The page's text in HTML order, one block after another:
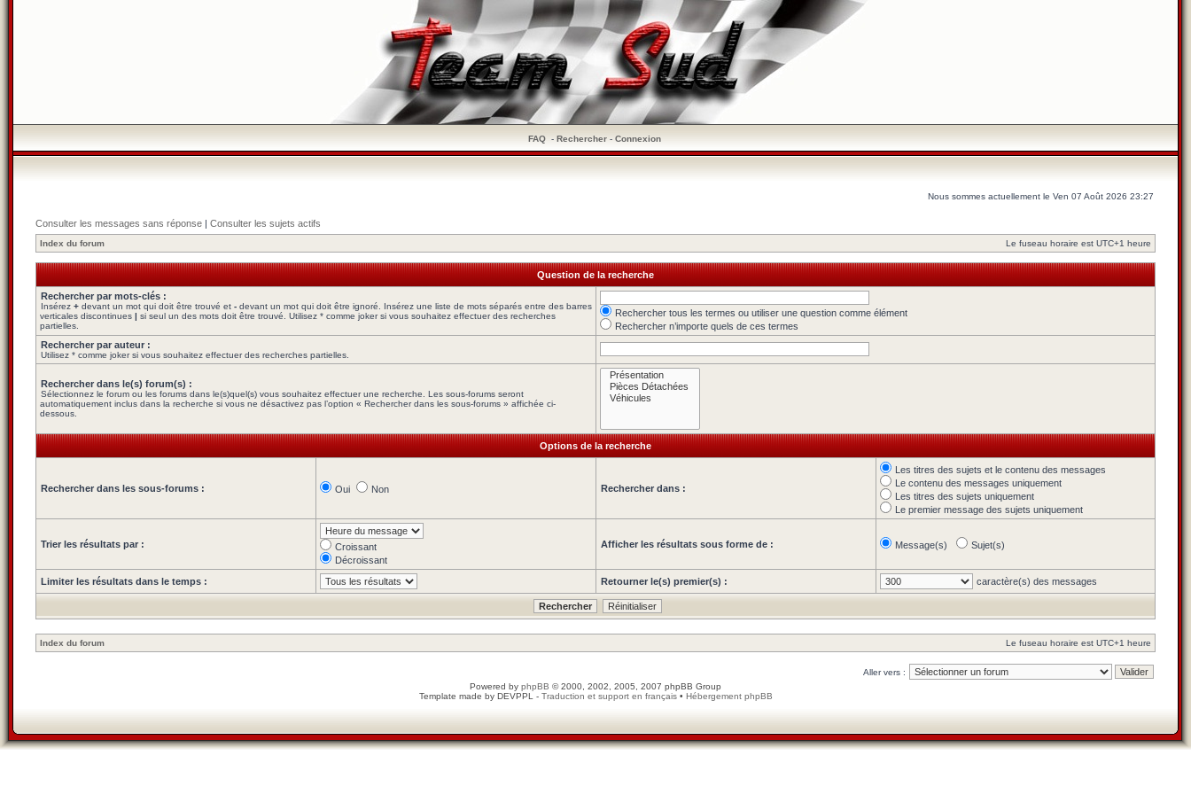
FAQ- Rechercher- Connexion
Nous sommes actuellement le Ven 07 Août 2026 23:27
Consulter les messages sans réponse | Consulter les sujets actifs
Index du forum Le fuseau horaire est UTC+1 heure
Question de la recherche
Rechercher par mots-clés :
Insérez + devant un mot qui doit être trouvé et - devant un mot qui doit être ignoré. Insérez une liste de mots séparés entre des barres
verticales discontinues | si seul un des mots doit être trouvé. Utilisez * comme joker si vous souhaitez effectuer des recherches
partielles.
Rechercher tous les termes ou utiliser une question comme élément
Rechercher n’importe quels de ces termes
Rechercher par auteur :
Utilisez * comme joker si vous souhaitez effectuer des recherches partielles.
Rechercher dans le(s) forum(s) :
Sélectionnez le forum ou les forums dans le(s)quel(s) vous souhaitez effectuer une recherche. Les sous-forums seront
automatiquement inclus dans la recherche si vous ne désactivez pas l’option « Rechercher dans les sous-forums » affichée ci-
dessous.
Options de la recherche
Rechercher dans les sous-forums : Oui Non Rechercher dans :
Les titres des sujets et le contenu des messages
Le contenu des messages uniquement
Les titres des sujets uniquement
Le premier message des sujets uniquement
Trier les résultats par :
Croissant
Décroissant
Afficher les résultats sous forme de : Message(s) Sujet(s)
Limiter les résultats dans le temps : Retourner le(s) premier(s) : caractère(s) des messages
Index du forum Le fuseau horaire est UTC+1 heure
Aller vers :
Powered by phpBB © 2000, 2002, 2005, 2007 phpBB Group
Template made by DEVPPL - Traduction et support en français• Hébergement phpBB